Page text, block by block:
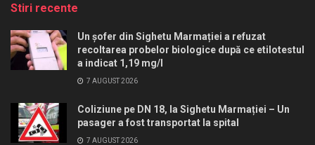
Stiri recente
Un șofer din Sighetu Marmației a refuzat
recoltarea probelor biologice după ce etilotestul
a indicat 1,19 mg/l
7 AUGUST 2026
Coliziune pe DN 18, la Sighetu Marmației – Un
pasager a fost transportat la spital
7 AUGUST 2026